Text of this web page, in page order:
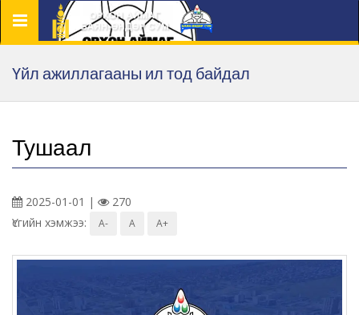
Цэс
Үйл ажиллагааны ил тод байдал
Тушаал
2025-01-01 |
270
Үсгийн хэмжээ:
A- A A+